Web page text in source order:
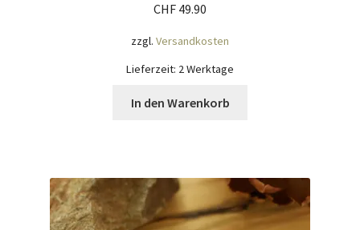
CHF 49.90
zzgl. Versandkosten
Lieferzeit: 2 Werktage
In den Warenkorb